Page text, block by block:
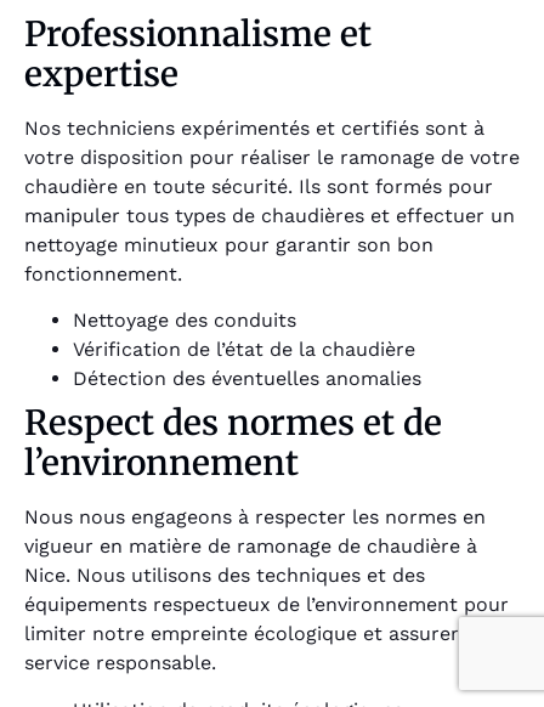
Professionnalisme et
expertise
Nos techniciens expérimentés et certifiés sont à
votre disposition pour réaliser le ramonage de votre
chaudière en toute sécurité. Ils sont formés pour
manipuler tous types de chaudières et effectuer un
nettoyage minutieux pour garantir son bon
fonctionnement.
Nettoyage des conduits
Vérification de l’état de la chaudière
Détection des éventuelles anomalies
Respect des normes et de
l’environnement
Nous nous engageons à respecter les normes en
vigueur en matière de ramonage de chaudière à
Nice. Nous utilisons des techniques et des
équipements respectueux de l’environnement pour
limiter notre empreinte écologique et assurer un
service responsable.